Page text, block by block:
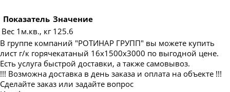
Лист г/к горячекатаный 32х1500х6000
Лист г/к горячекатаный 32х2000х6000
Лист г/к горячекатаный 35х1500х6000
Лист г/к горячекатаный 35х2000х6000
Показатель Значение
Вес 1м.кв., кг 125.6
В группе компаний "РОТИНАР ГРУПП" вы можете купить
лист г/к горячекатаный 16х1500х3000 по выгодной цене.
Есть услуга быстрой доставки, а также самовывоз.
!!! Возможна доставка в день заказа и оплата на объекте !!!
Сделайте заказ или задайте вопрос